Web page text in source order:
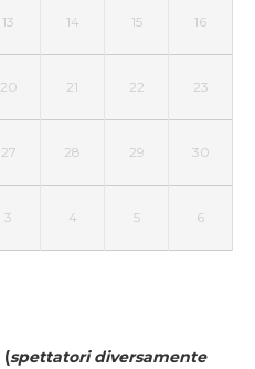
13 14 15 16
20 21 22 23
27 28 29 30
3 4 5 6
(spettatori diversamente